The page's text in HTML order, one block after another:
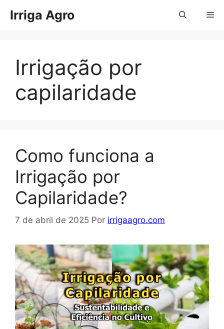
paraIrriga Agro
Irrigação por
capilaridade
Como funciona a
Irrigação por
Capilaridade?
7 de abril de 2025 Por irrigaagro.com